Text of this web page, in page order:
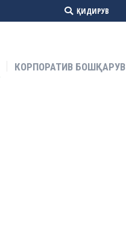
Search:ҚИДИРУВ
КОРПОРАТИВ БОШҚАРУВ